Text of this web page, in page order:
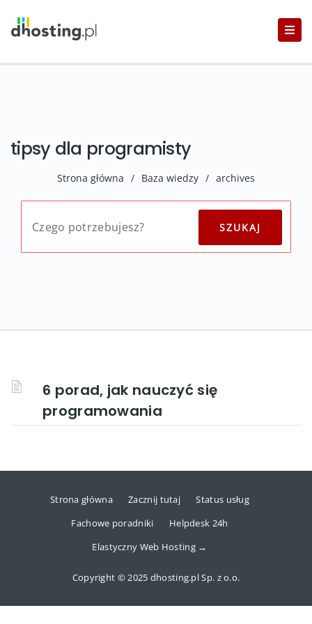
tipsy dla programisty
Strona główna / Baza wiedzy / archives
6 porad, jak nauczyć się
programowania
Strona główna Zacznij tutaj
Status usług
Fachowe poradniki
Helpdesk 24h
Elastyczny Web Hosting →
Copyright © 2025 dhosting.pl Sp. z o.o.